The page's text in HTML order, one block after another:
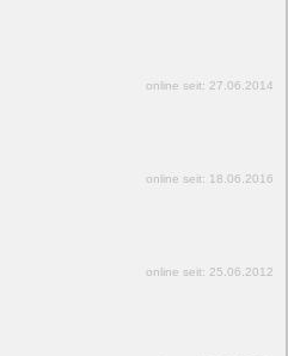
online seit: 27.06.2014
online seit: 18.06.2016
online seit: 25.06.2012